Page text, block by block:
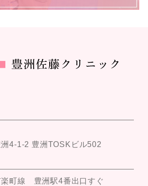
4-1-2 豊洲TOSKビル502
町線 豊洲駅4番出口すぐ